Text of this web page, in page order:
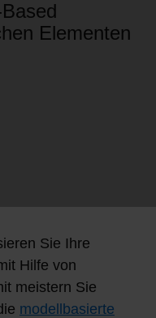
Elementen
Sie Ihre
Hilfe von
meistern Sie
modellbasierte